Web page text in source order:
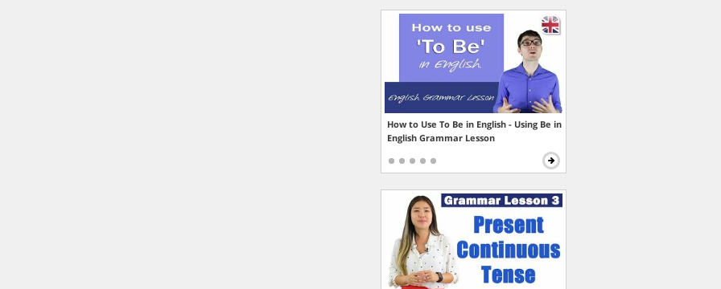
How to Use To Be in English - Using Be in
English Grammar Lesson